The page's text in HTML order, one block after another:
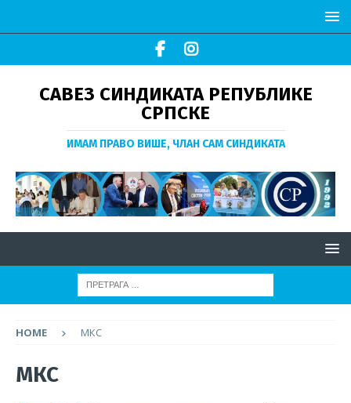
САВЕЗ СИНДИКАТА РЕПУБЛИКЕ
СРПСКЕ
ИМАМ ПРАВО ВИШЕ, ЧЛАН САМ СИНДИКАТА
HOME МКС
МКС